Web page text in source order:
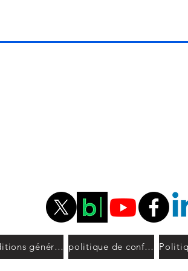
Conditions générales politique de confidentialité